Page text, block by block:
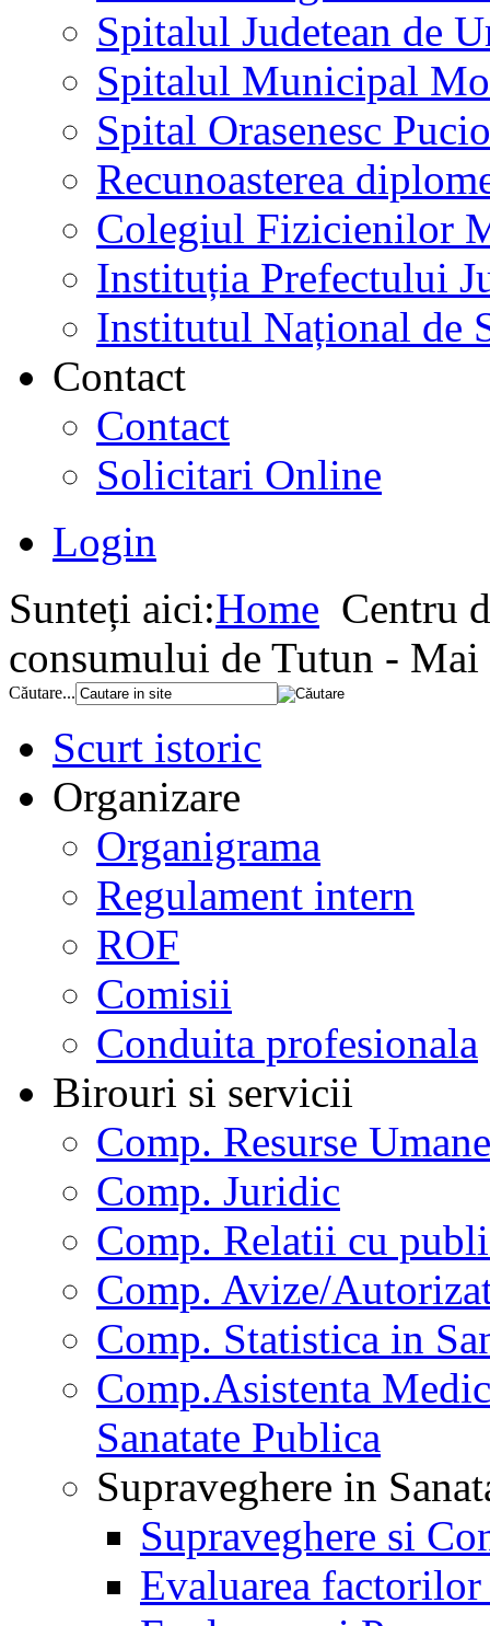
Spitalul Judetean de
Spitalul Municipal
Spital Orasenesc
Recunoasterea
Colegiul Fizicienilor
Instituția Prefectului
Institutul Național de
Contact
Contact
Solicitari Online
Login
Sunteți aici:Home Centru
consumului de Tutun - Mai
Căutare...
Scurt istoric
Organizare
Organigrama
Regulament intern
ROF
Comisii
Conduita profesionala
Birouri si servicii
Comp. Resurse Umane
Comp. Juridic
Comp. Relatii cu
Comp. Avize/
Comp. Statistica in
Comp.Asistenta
Sanatate Publica
Supraveghere in
Supraveghere si
Evaluarea